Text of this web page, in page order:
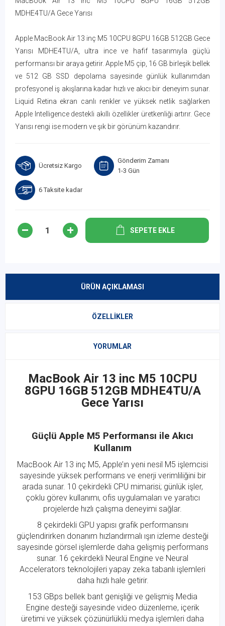
MDHE4TU/A Gece Yarısı
Apple MacBook Air 13 inç M5 10CPU 8GPU 16GB 512GB Gece
Yarısı MDHE4TU/A, ultra ince ve hafif tasarımıyla güçlü
performansı bir araya getirir. Apple M5 çip, 16 GB birleşik bellek
ve 512 GB SSD depolama sayesinde günlük kullanımdan
profesyonel iş akışlarına kadar hızlı ve akıcı bir deneyim sunar.
Liquid Retina ekran canlı renkler ve yüksek netlik sağlarken
Apple Intelligence destekli akıllı özellikler üretkenliği artırır. Gece
Yarısı rengi ise modern ve şık bir görünüm kazandırır.
Ücretsiz Kargo
Gönderim Zamanı
1-3 Gün
6 Taksite kadar
SEPETE EKLE
ÜRÜN AÇIKLAMASI
ÖZELLIKLER
YORUMLAR
MacBook Air 13 inc M5 10CPU
8GPU 16GB 512GB MDHE4TU/A
Gece Yarısı
Güçlü Apple M5 Performansı ile Akıcı
Kullanım
MacBook Air 13 inç M5, Apple’ın yeni nesil M5 işlemcisi
sayesinde yüksek performans ve enerji verimliliğini bir
arada sunar. 10 çekirdekli CPU mimarisi; günlük işler,
çoklu görev kullanımı, ofis uygulamaları ve yaratıcı
projelerde hızlı çalışma deneyimi sağlar.
8 çekirdekli GPU yapısı grafik performansını
güçlendirirken donanım hızlandırmalı ışın izleme desteği
sayesinde görsel işlemlerde daha gelişmiş performans
sunar. 16 çekirdekli Neural Engine ve Neural
Accelerators teknolojileri yapay zeka tabanlı işlemleri
daha hızlı hale getirir.
153 GBps bellek bant genişliği ve gelişmiş Media
Engine desteği sayesinde video düzenleme, içerik
üretimi ve yüksek çözünürlüklü medya işlemleri daha